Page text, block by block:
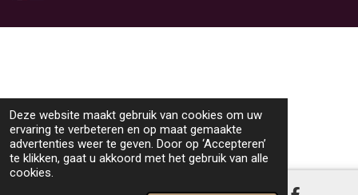
Deze website maakt gebruik van cookies om uw
ervaring te verbeteren en op maat gemaakte
advertenties weer te geven. Door op ‘Accepteren’
te klikken, gaat u akkoord met het gebruik van alle
cookies.